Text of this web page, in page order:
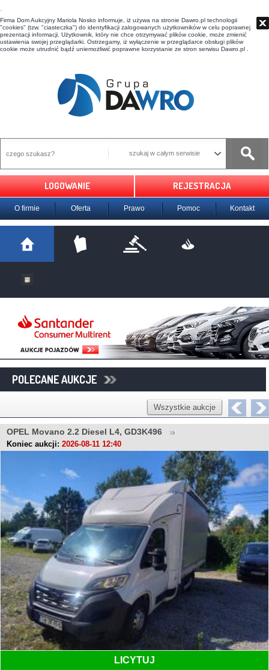
t
Firma Dom Aukcyjny Mariola Nosko informuje, iż używa na stronie Dawro.pl technologii
"cookies" (tzw. "ciasteczka") do identyfikacji zalogowanych użytkowników w celu poprawnej
prezentacji informacji. Użytkownik, który nie chce otrzymywać plików cookie, może zmienić
ustawienia swojej przeglądarki. Ostrzegamy, iż wyłączenie w przeglądarce obsługi plików
cookie może utrudnić bądź uniemożliwić poprawne korzystanie ze stron serwisu Dawro.pl .
szukaj w całym serwisie
LOGOWANIE REJESTRACJA
O firmie Oferta Prawo Pomoc Kontakt
POLECANE AUKCJE
Wszystkie aukcje
OPEL Movano 2.2 Diesel L4, GD3K496
Koniec aukcji: 2026-08-11 12:40
LICYTUJ